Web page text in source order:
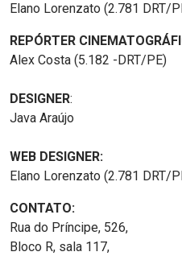
Elano Lorenzato (2.781 DRT/
REPÓRTER
Alex Costa (5.182 -DRT/PE)
DESIGNER:
Java Araújo
WEB DESIGNER:
Elano Lorenzato (2.781 DRT/
CONTATO:
Rua do Príncipe, 526,
Bloco R, sala 117,